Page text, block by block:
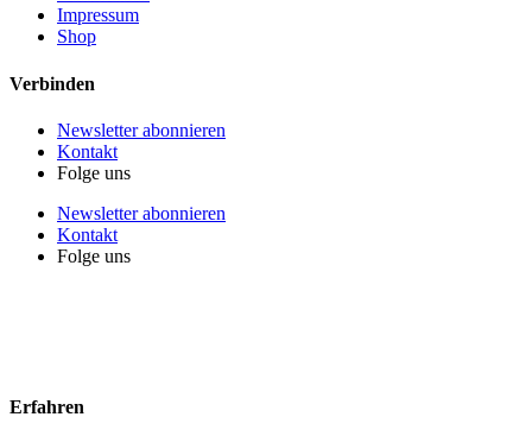
Impressum
Shop
Verbinden
Newsletter abonnieren
Kontakt
Folge uns
Newsletter abonnieren
Kontakt
Folge uns
Erfahren